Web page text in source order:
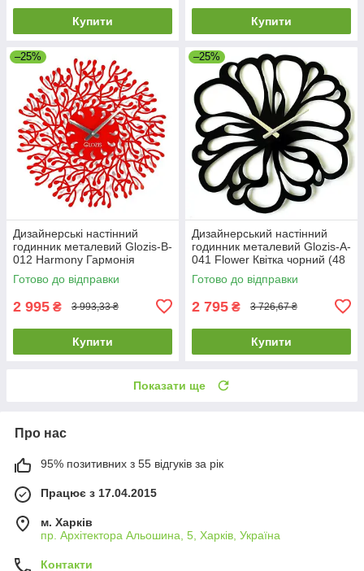
Купити Купити
–25%
Дизайнерські настінний
годинник металевий Glozis-B-
012 Harmony Гармонія
червоні (50 см) [Метал,
Відкрито,
Готово до відправки
2 995 ₴ 3 993,33 ₴
Купити
–25%
Дизайнерський настінний
годинник металевий Glozis-A-
041 Flower Квітка чорний (48
см) [Метал, Відкрито,
Готово до відправки
2 795 ₴ 3 726,67 ₴
Купити
Показати ще
Про нас
95% позитивних з 55 відгуків за рік
Працює з 17.04.2015
м. Харків
пр. Архітектора Альошина, 5, Харків, Україна
Контакти